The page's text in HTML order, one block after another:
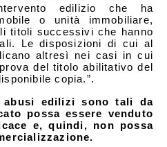
edilizio che ha
o unità immobiliare,
titoli successivi che hanno
Le disposizioni di cui al
altresì nei casi in cui
del titolo abilitativo del
copia.”.
edilizi sono tali da
possa essere venduto
e, quindi, non possa